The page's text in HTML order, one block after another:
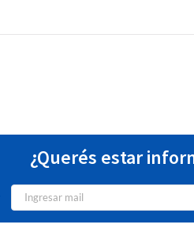
¿Querés estar